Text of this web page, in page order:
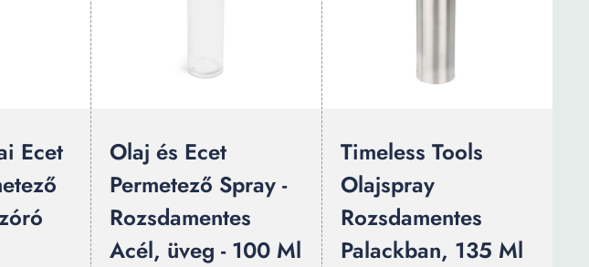
Ecet
Olaj és Ecet
Permetező Spray -
Rozsdamentes
Acél, üveg - 100 Ml
Timeless Tools
Olajspray
Rozsdamentes
Palackban, 135 Ml